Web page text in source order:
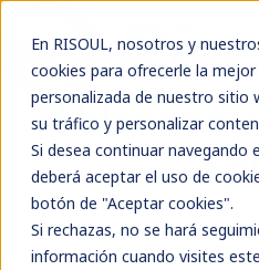
En RISOUL, nosotros y
cookies para ofrecerle la mejor
personalizada de nuestro sitio
su tráfico y personalizar
Si desea continuar navegando
deberá aceptar el uso de
botón de "Aceptar cookies".
Si rechazas, no se hará
información cuando visites
El bloqueo